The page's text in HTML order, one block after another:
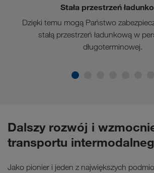
Stała przestrzeń
Dzięki temu mogą Państwo
stałą przestrzeń ładunkową w
długoterminowej.
Dalszy rozwój i
transportu
Jako pionier i jeden z największych